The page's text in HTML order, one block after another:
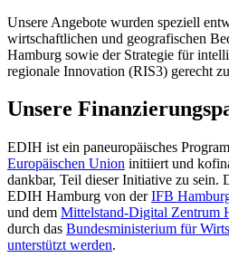
Unsere Angebote wurden speziell
wirtschaftlichen und geografischen
Hamburg sowie der Strategie für
regionale Innovation (RIS3) gerecht
Unsere
EDIH ist ein paneuropäisches
Europäischen Union initiiert und
dankbar, Teil dieser Initiative zu sein.
EDIH Hamburg von derIFB
und dem Mittelstand-Digital Zentrum
durch das Bundesministerium für
unterstützt werden.